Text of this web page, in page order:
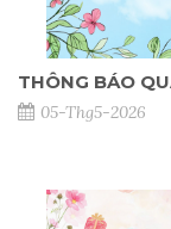
05-Thg5-2026